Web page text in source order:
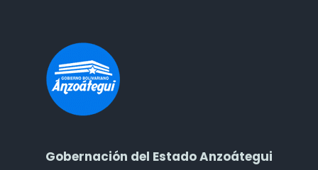
Gobernación del Estado Anzoátegui